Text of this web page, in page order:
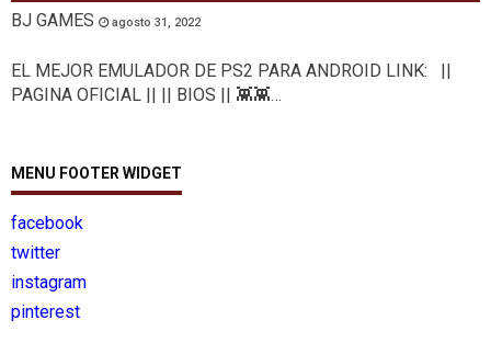
BJ GAMES agosto 31, 2022
EL MEJOR EMULADOR DE PS2 PARA ANDROID LINK: ||
PAGINA OFICIAL || || BIOS || 👾👾…
MENU FOOTER WIDGET
facebook
twitter
instagram
pinterest